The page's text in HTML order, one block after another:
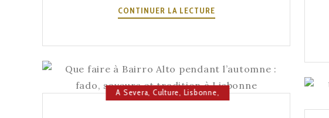
CONTINUER LA LECTUREVOTRE
À
SEVERA
:
A Severa,Culture, Lisbonne,